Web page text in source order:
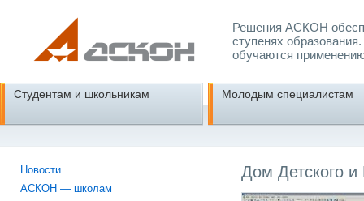
Решения АСКОН
ступенях
обучаются
Студентам и школьникам Молодым специалистам
Новости
АСКОН — школам
Дом Детского